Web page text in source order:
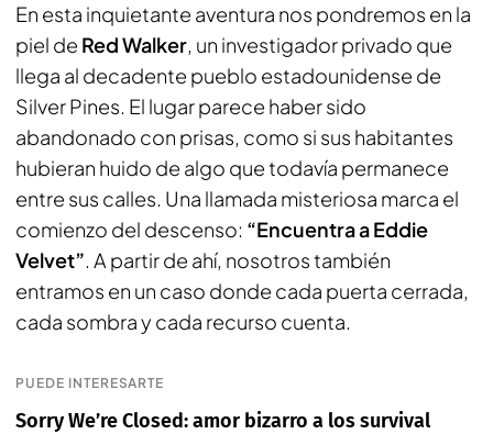
En esta inquietante aventura nos pondremos en la
piel de Red Walker, un investigador privado que
llega al decadente pueblo estadounidense de
Silver Pines. El lugar parece haber sido
abandonado con prisas, como si sus habitantes
hubieran huido de algo que todavía permanece
entre sus calles. Una llamada misteriosa marca el
comienzo del descenso: “Encuentra a Eddie
Velvet”. A partir de ahí, nosotros también
entramos en un caso donde cada puerta cerrada,
cada sombra y cada recurso cuenta.
PUEDE INTERESARTE
Sorry We’re Closed: amor bizarro a los survival